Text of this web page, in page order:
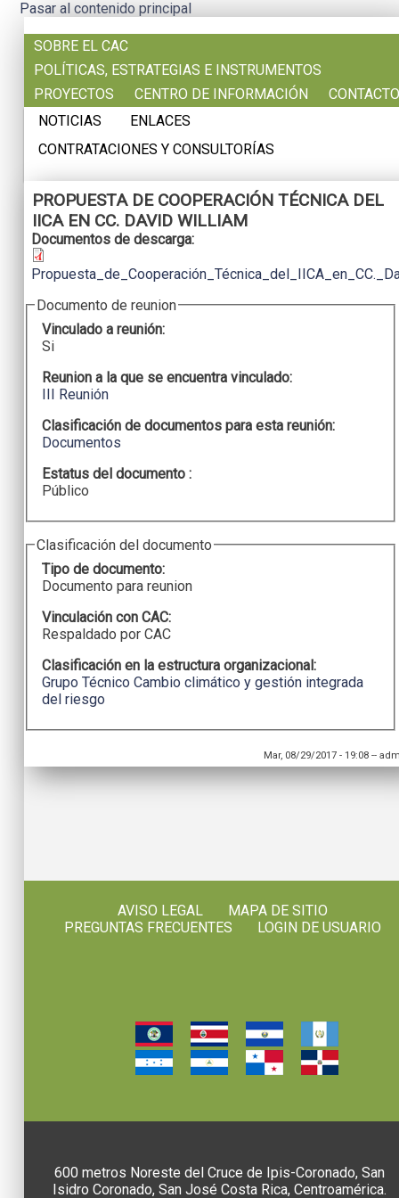
Pasar al contenido principal
SOBRE EL CAC
POLÍTICAS, ESTRATEGIAS E INSTRUMENTOS
PROYECTOS
CENTRO DE INFORMACIÓN
CONTACTO
NOTICIAS
ENLACES
CONTRATACIONES Y CONSULTORÍAS
PROPUESTA DE COOPERACIÓN TÉCNICA DEL
IICA EN CC. DAVID WILLIAM
Documentos de descarga:
Documento de reunion
Vinculado a reunión:
Si
Reunion a la que se encuentra vinculado:
III Reunión
Clasificación de documentos para esta reunión:
Documentos
Estatus del documento :
Público
Clasificación del documento
Tipo de documento:
Documento para reunion
Vinculación con CAC:
Respaldado por CAC
Clasificación en la estructura organizacional:
Grupo Técnico Cambio climático y gestión integrada
del riesgo
Mar, 08/29/2017 - 19:08 --
AVISO LEGAL
MAPA DE SITIO
PREGUNTAS FRECUENTES
LOGIN DE USUARIO
600 metros Noreste del Cruce de Ipis-Coronado, San
Isidro Coronado, San José Costa Rica, Centroamérica.